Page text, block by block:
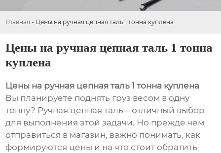
Главная - Цены на ручная цепная таль 1 тонна куплена
Цены на ручная цепная таль 1 тонна
куплена
Цены на ручная цепная таль 1 тонна куплена
Вы планируете поднять груз весом в одну
тонну? Ручная цепная таль – отличный выбор
для выполнения этой задачи. Но прежде чем
отправиться в магазин, важно понимать, как
формируются цены и на что стоит обратить